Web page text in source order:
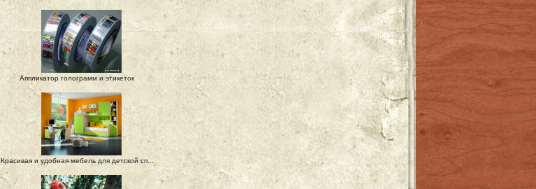
Аппликатор голограмм и этикеток
Красивая и удобная мебель для детской сп...